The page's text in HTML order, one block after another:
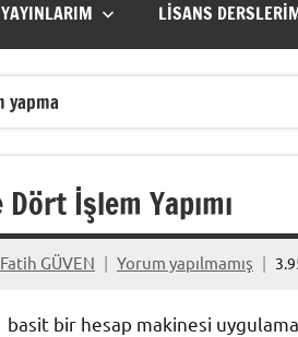
YAYINLARIM LISANS
yapma
İşlem Yapımı
GÜVEN Yorum yapılmamış
bir hesap makinesi